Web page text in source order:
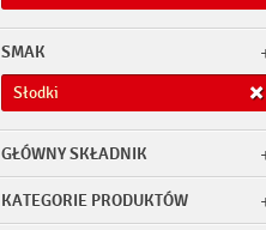
SMAK
Słodki
GŁÓWNY SKŁADNIK
KATEGORIE PRODUKTÓW